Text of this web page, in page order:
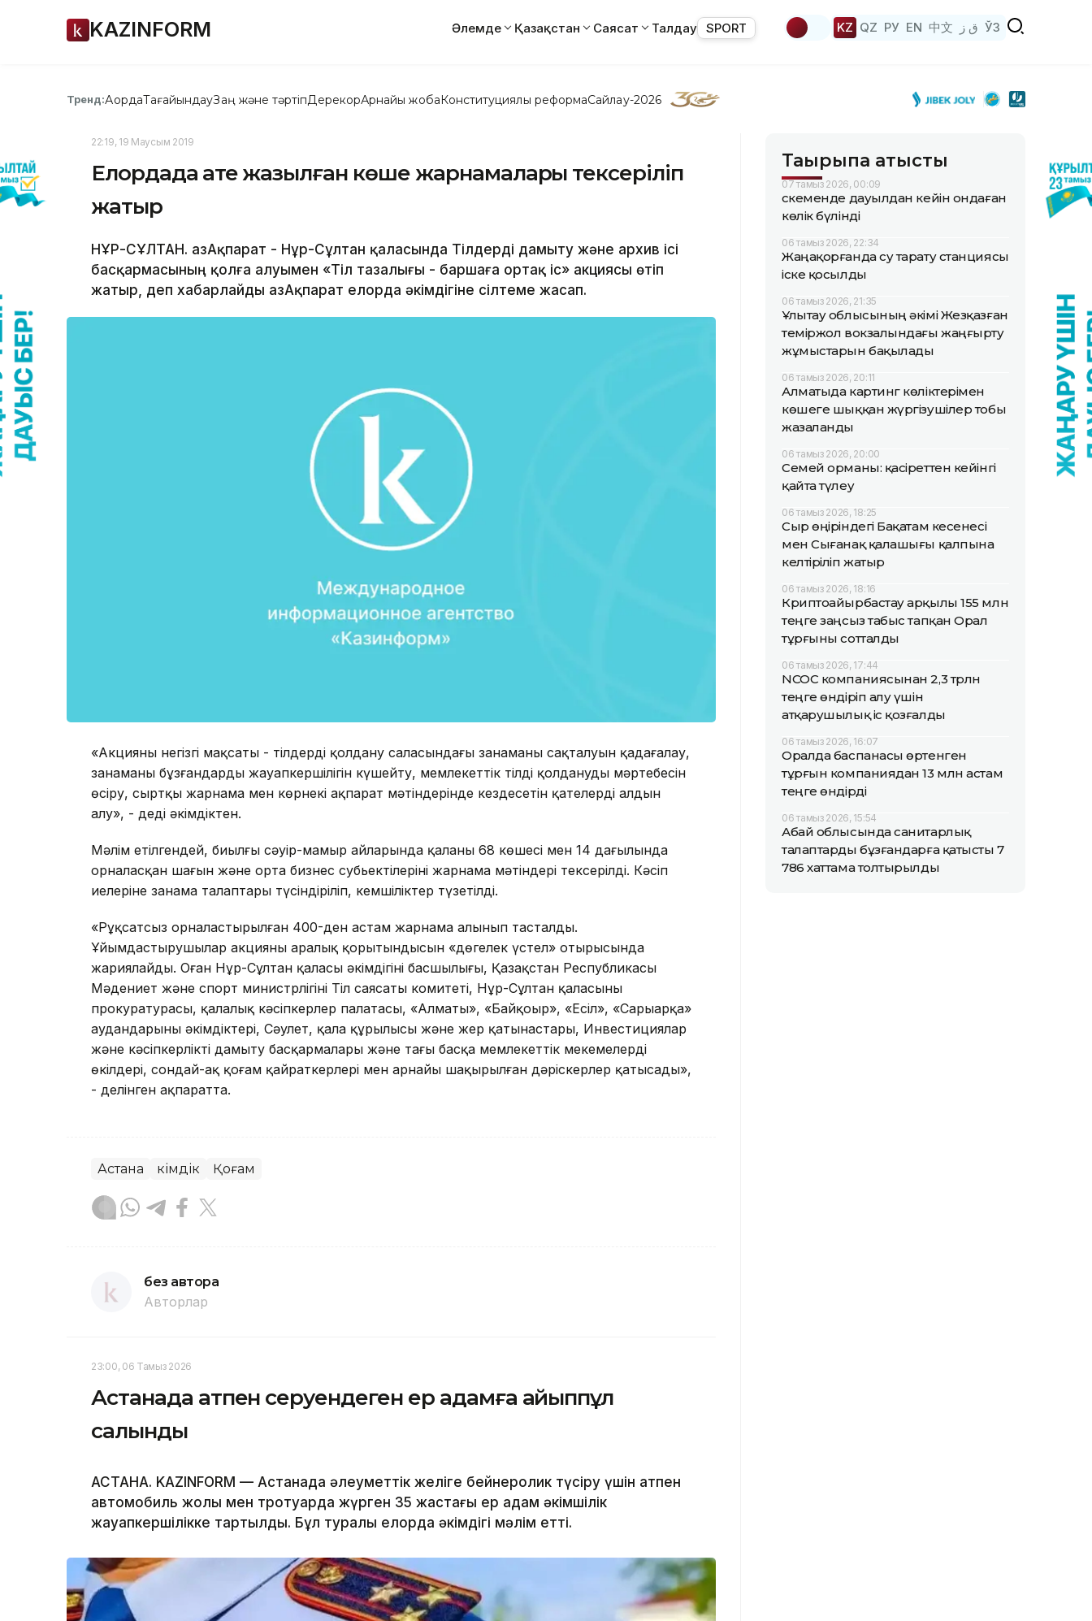
KAZINFORM Әлемде Қазақстан Саясат Талдау SPORT KZ QZ РУ EN 中文 ق ز ЎЗ
Тренд:АқордаТағайындауЗаң және тәртіпДерекқорАрнайы жобаКонституциялық реформаСайлау-2026
22:19, 19 Маусым 2019
Елордада қате жазылған көше жарнамалары тексеріліп
жатыр
НҰР-СҰЛТАН. ҚазАқпарат - Нұр-Сұлтан қаласында Тілдерді дамыту және архив ісі
басқармасының қолға алуымен «Тіл тазалығы - баршаға ортақ іс» акциясы өтіп
жатыр, деп хабарлайды ҚазАқпарат елорда әкімдігіне сілтеме жасап.
«Акцияның негізгі мақсаты - тілдерді қолдану саласындағы заңнаманың сақталуын қадағалау,
заңнаманы бұзғандардың жауапкершілігін күшейту, мемлекеттік тілді қолданудың мәртебесін
өсіру, сыртқы жарнама мен көрнекі ақпарат мәтіндерінде кездесетін қателердің алдын
алу», - деді әкімдіктен.
Мәлім етілгендей, биылғы сәуір-мамыр айларында қаланың 68 көшесі мен 14 даңғылында
орналасқан шағын және орта бизнес субьектілерінің жарнама мәтіндері тексерілді. Кәсіп
иелеріне заңнама талаптары түсіндіріліп, кемшіліктер түзетілді.
«Рұқсатсыз орналастырылған 400-ден астам жарнама алынып тасталды.
Ұйымдастырушылар акцияның аралық қорытындысын «дөңгелек үстел» отырысында
жариялайды. Оған Нұр-Сұлтан қаласы әкімдігінің басшылығы, Қазақстан Республикасы
Мәдениет және спорт министрлігінің Тіл саясаты комитеті, Нұр-Сұлтан қаласының
прокуратурасы, қалалық кәсіпкерлер палатасы, «Алматы», «Байқоңыр», «Есіл», «Сарыарқа»
аудандарының әкімдіктері, Сәулет, қала құрылысы және жер қатынастары, Инвестициялар
және кәсіпкерлікті дамыту басқармалары және тағы басқа мемлекеттік мекемелердің
өкілдері, сондай-ақ қоғам қайраткерлері мен арнайы шақырылған дәріскерлер қатысады»,
- делінген ақпаратта.
Астана Әкімдік Қоғам
без автора
Авторлар
23:00, 06 Тамыз 2026
Астанада атпен серуендеген ер адамға айыппұл
салынды
АСТАНА. KAZINFORM — Астанада әлеуметтік желіге бейнеролик түсіру үшін атпен
автомобиль жолы мен тротуарда жүрген 35 жастағы ер адам әкімшілік
жауапкершілікке тартылды. Бұл туралы елорда әкімдігі мәлім етті.
Тақырыпқа қатысты
07 тамыз 2026, 00:09
Өскеменде дауылдан кейін ондаған
көлік бүлінді
06 тамыз 2026, 22:34
Жаңақорғанда су тарату станциясы
іске қосылды
06 тамыз 2026, 21:35
Ұлытау облысының әкімі Жезқазған
теміржол вокзалындағы жаңғырту
жұмыстарын бақылады
06 тамыз 2026, 20:11
Алматыда картинг көліктерімен
көшеге шыққан жүргізушілер тобы
жазаланды
06 тамыз 2026, 20:00
Семей орманы: қасіреттен кейінгі
қайта түлеу
06 тамыз 2026, 18:25
Сыр өңіріндегі Бақатам кесенесі
мен Сығанақ қалашығы қалпына
келтіріліп жатыр
06 тамыз 2026, 18:16
Криптоайырбастау арқылы 155 млн
теңге заңсыз табыс тапқан Орал
тұрғыны сотталды
06 тамыз 2026, 17:44
NCOC компаниясынан 2,3 трлн
теңге өндіріп алу үшін
атқарушылық іс қозғалды
06 тамыз 2026, 16:07
Оралда баспанасы өртенген
тұрғын компаниядан 13 млн астам
теңге өндірді
06 тамыз 2026, 15:54
Абай облысында санитарлық
талаптарды бұзғандарға қатысты 7
786 хаттама толтырылды